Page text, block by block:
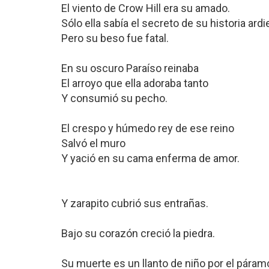
El viento de Crow Hill era su amado.
Sólo ella sabía el secreto de su historia
Pero su beso fue fatal.
En su oscuro Paraíso reinaba
El arroyo que ella adoraba tanto
Y consumió su pecho.
El crespo y húmedo rey de ese reino
Salvó el muro
Y yació en su cama enferma de amor.
Y zarapito cubrió sus entrañas.
Bajo su corazón creció la piedra.
Su muerte es un llanto de niño por el